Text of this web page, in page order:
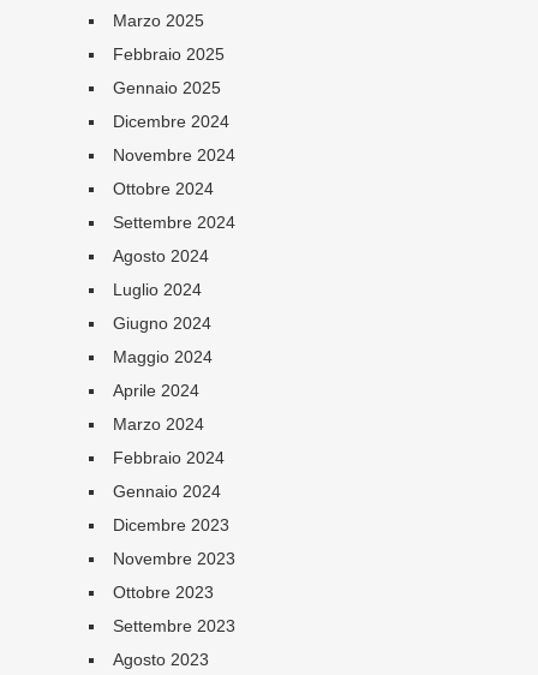
Marzo 2025
Febbraio 2025
Gennaio 2025
Dicembre 2024
Novembre 2024
Ottobre 2024
Settembre 2024
Agosto 2024
Luglio 2024
Giugno 2024
Maggio 2024
Aprile 2024
Marzo 2024
Febbraio 2024
Gennaio 2024
Dicembre 2023
Novembre 2023
Ottobre 2023
Settembre 2023
Agosto 2023